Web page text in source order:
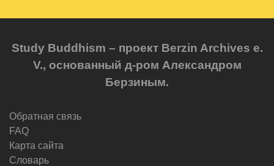
Study Buddhism – проект Berzin Archives e.
V., основанный д-ром Александром
Берзиным.
Обратная связь
FAQ
Карта сайта
Словарь